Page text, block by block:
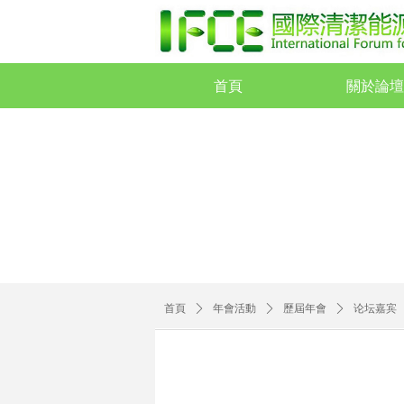
首頁 關於論壇
首頁 ꄲ 年會活動 ꄲ 歷屆年會 ꄲ 论坛嘉宾